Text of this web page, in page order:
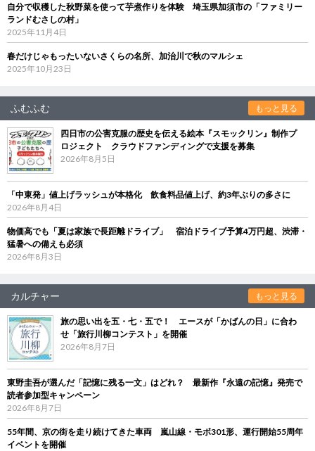
自分で収穫した秋野菜を使って芋煮作りを体験 埼玉県加須市の「ファミリー
ランドむさしの村」
2025年11月4日
春だけじゃもったいないさくらの名所、加治川で秋のマルシェ
2025年10月23日
ふむふむ もっと見る
四日市の公害克服の歴史を伝える絵本『スモックリン』制作プ
ロジェクト クラウドファンディングで支援を募集
2026年8月5日
「中東発」値上げラッシュが本格化 飲食料品値上げ、約3年ぶりの多さに
2026年8月4日
物価高でも「夏は家族で長距離ドライブ」 宿泊ドライブ予算4万円超、渋滞・
猛暑への備えも必須
2026年8月3日
カルチャー もっと見る
旅の思い出を五・七・五で！ エースが「かばんの日」に合わ
せ「旅行川柳コンテスト」を開催
2026年8月7日
東野圭吾が選んだ「記憶に残る一文」はどれ？ 最新作『永遠の記憶』発売で
読者参加型キャンペーン
2026年8月7日
55年間、京の街を走り続けてきた車両 嵐山線・モボ301形、運行開始55周年
イベントを開催